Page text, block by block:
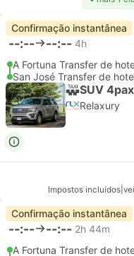
Confirmação instantânea
--:-- --:-- 4h
A Fortuna Transfer de
San José Transfer de
SUV
Relaxury
Impostos incluídos
Confirmação instantânea
--:-- --:-- 2h 44m
A Fortuna Transfer de